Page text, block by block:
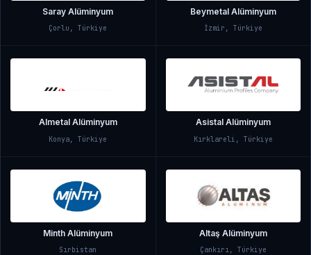
Saray Alüminyum
Çorlu, Türkiye
Beymetal Alüminyum
İzmir, Türkiye
Almetal Alüminyum
Konya, Türkiye
Asistal Alüminyum
Kırklareli, Türkiye
Minth Alüminyum
Sırbistan
Altaş Alüminyum
Çankırı, Türkiye